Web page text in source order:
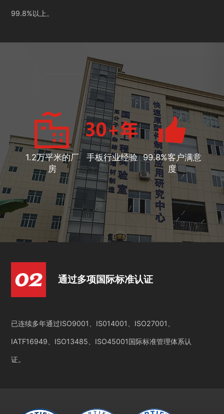
99.8%以上。
1.2万平米的厂
房
手板行业经验 99.8%客户满意
度
通过多项国际标准认证
已连续多年通过ISO9001、IS014001、ISO27001、
IATF16949、ISO13485、ISO45001国际标准管理体系认
证。